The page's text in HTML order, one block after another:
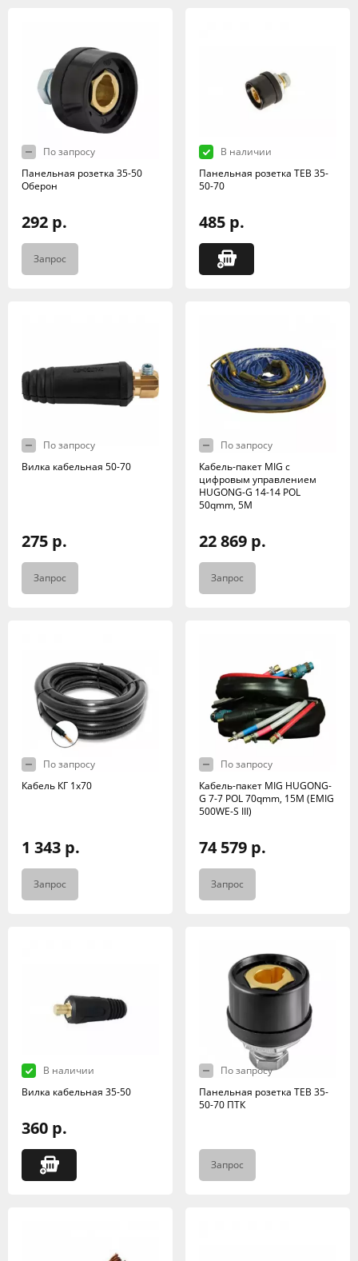
По запросу
Панельная розетка 35-50
Оберон
292 р.
Запрос
В наличии
Панельная розетка TEB 35-
50-70
485 р.
По запросу
Вилка кабельная 50-70
275 р.
Запрос
По запросу
Кабель-пакет MIG с
цифровым управлением
HUGONG-G 14-14 POL
50qmm, 5M
22 869 р.
Запрос
По запросу
Кабель КГ 1х70
1 343 р.
Запрос
По запросу
Кабель-пакет MIG HUGONG-
G 7-7 POL 70qmm, 15M (EMIG
500WE-S III)
74 579 р.
Запрос
В наличии
Вилка кабельная 35-50
360 р.
По запросу
Панельная розетка TEB 35-
50-70 ПТК
Запрос